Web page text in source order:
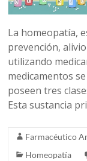
La homeopatía,
prevención,
utilizando
medicamentos
poseen tres
Esta sustancia
Farmacéutico
Homeopatía